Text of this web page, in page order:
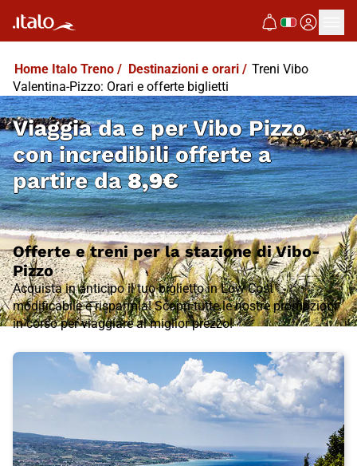
Home Italo Treno / Destinazioni e orari / Treni Vibo
Valentina-Pizzo: Orari e offerte biglietti
Viaggia da e per Vibo Pizzo
con incredibili offerte a
partire da8,9€
Offerte e treni per la stazione di Vibo-
Pizzo
Acquista in anticipo il tuo biglietto in Low Cost
modificabile e risparmia! Scopri tutte le nostre promozioni
in corso per viaggiare al miglior prezzo!